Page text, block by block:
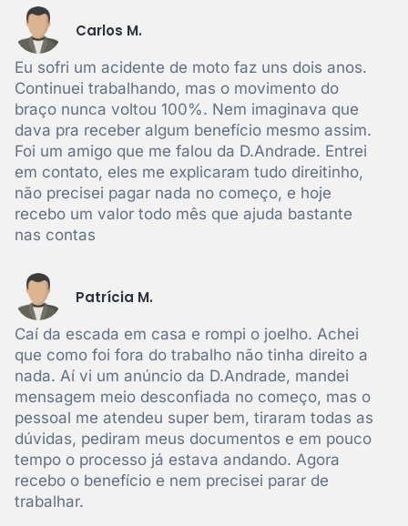
Carlos M.
Eu sofri um acidente de moto faz uns dois anos.
Continuei trabalhando, mas o movimento do
braço nunca voltou 100%. Nem imaginava que
dava pra receber algum benefício mesmo assim.
Foi um amigo que me falou da D.Andrade. Entrei
em contato, eles me explicaram tudo direitinho,
não precisei pagar nada no começo, e hoje
recebo um valor todo mês que ajuda bastante
nas contas
Patrícia M.
Caí da escada em casa e rompi o joelho. Achei
que como foi fora do trabalho não tinha direito a
nada. Aí vi um anúncio da D.Andrade, mandei
mensagem meio desconfiada no começo, mas o
pessoal me atendeu super bem, tiraram todas as
dúvidas, pediram meus documentos e em pouco
tempo o processo já estava andando. Agora
recebo o benefício e nem precisei parar de
trabalhar.